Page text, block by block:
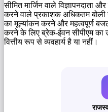
सीमित मार्जिन वाले
करने वाले प्रकाशक अधिकतम बोली
का मूल्यांकन करने और महत्वपूर्ण बजट
करने के लिए ब्रेक-ईवन सीपीएम का
वित्तीय रूप से व्यवहार्य है या नहीं।